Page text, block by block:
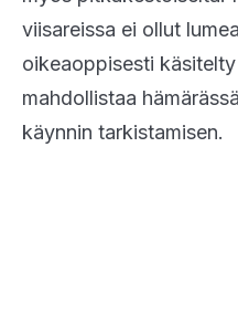
viisareissa ei ollut
oikeaoppisesti
mahdollistaa
käynnin tarkistamisen.